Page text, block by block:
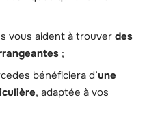
vous aident à trouver des
;
bénéficiera d’une
, adaptée à vos